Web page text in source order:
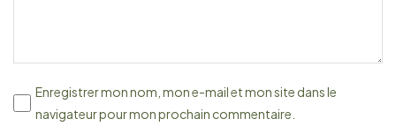
Enregistrer mon nom, mon e-mail et mon site dans le
navigateur pour mon prochain commentaire.